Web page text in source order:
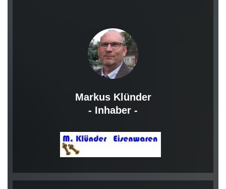
Markus Klünder
- Inhaber -